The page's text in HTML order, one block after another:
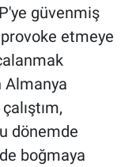
güvenmiş
etmeye
Almanya
dönemde
boğmaya